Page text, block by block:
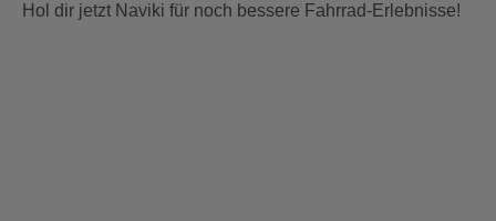
Hol dir jetzt Naviki für noch bessere Fahrrad-Erlebnisse!